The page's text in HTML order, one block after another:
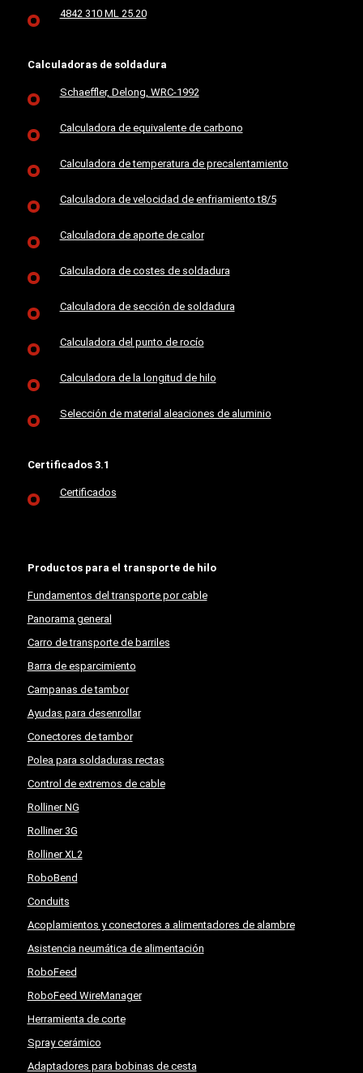
4842 310 ML 25.20
Calculadoras de soldadura
Schaeffler, Delong, WRC-1992
Calculadora de equivalente de carbono
Calculadora de temperatura de precalentamiento
Calculadora de velocidad de enfriamiento t8/5
Calculadora de aporte de calor
Calculadora de costes de soldadura
Calculadora de sección de soldadura
Calculadora del punto de rocío
Calculadora de la longitud de hilo
Selección de material aleaciones de aluminio
Certificados 3.1
Certificados
Productos para el transporte de hilo
Fundamentos del transporte por cable
Panorama general
Carro de transporte de barriles
Barra de esparcimiento
Campanas de tambor
Ayudas para desenrollar
Conectores de tambor
Polea para soldaduras rectas
Control de extremos de cable
Rolliner NG
Rolliner 3G
Rolliner XL2
RoboBend
Conduits
Acoplamientos y conectores a alimentadores de alambre
Asistencia neumática de alimentación
RoboFeed
RoboFeed WireManager
Herramienta de corte
Spray cerámico
Adaptadores para bobinas de cesta